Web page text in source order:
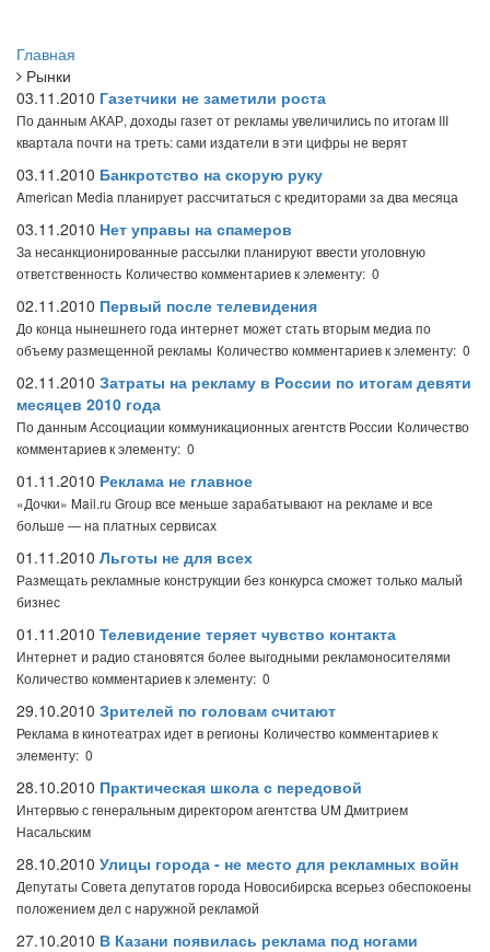
Главная
Рынки
03.11.2010 Газетчики не заметили роста
По данным АКАР, доходы газет от рекламы увеличились по итогам III
квартала почти на треть: сами издатели в эти цифры не верят
03.11.2010 Банкротство на скорую руку
American Media планирует рассчитаться с кредиторами за два месяца
03.11.2010 Нет управы на спамеров
За несанкционированные рассылки планируют ввести уголовную
ответственность Количество комментариев к элементу: 0
02.11.2010 Первый после телевидения
До конца нынешнего года интернет может стать вторым медиа по
объему размещенной рекламы Количество комментариев к элементу: 0
02.11.2010 Затраты на рекламу в России по итогам девяти
месяцев 2010 года
По данным Ассоциации коммуникационных агентств России Количество
комментариев к элементу: 0
01.11.2010 Реклама не главное
«Дочки» Mail.ru Group все меньше зарабатывают на рекламе и все
больше — на платных сервисах
01.11.2010 Льготы не для всех
Размещать рекламные конструкции без конкурса сможет только малый
бизнес
01.11.2010 Телевидение теряет чувство контакта
Интернет и радио становятся более выгодными рекламоносителями
Количество комментариев к элементу: 0
29.10.2010 Зрителей по головам считают
Реклама в кинотеатрах идет в регионы Количество комментариев к
элементу: 0
28.10.2010 Практическая школа с передовой
Интервью с генеральным директором агентства UM Дмитрием
Насальским
28.10.2010 Улицы города - не место для рекламных войн
Депутаты Совета депутатов города Новосибирска всерьез обеспокоены
положением дел с наружной рекламой
27.10.2010 В Казани появилась реклама под ногами